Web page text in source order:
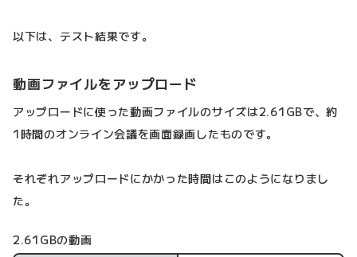
以下は、テスト結果です。
動画ファイルをアップロード
アップロードに使った動画ファイルのサイズは2.61GBで、約
1時間のオンライン会議を画面録画したものです。
それぞれアップロードにかかった時間はこのようになりまし
た。
2.61GBの動画